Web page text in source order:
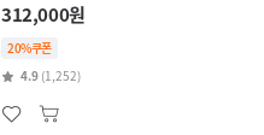
312,000원
20%쿠폰
4.9 (1,252)